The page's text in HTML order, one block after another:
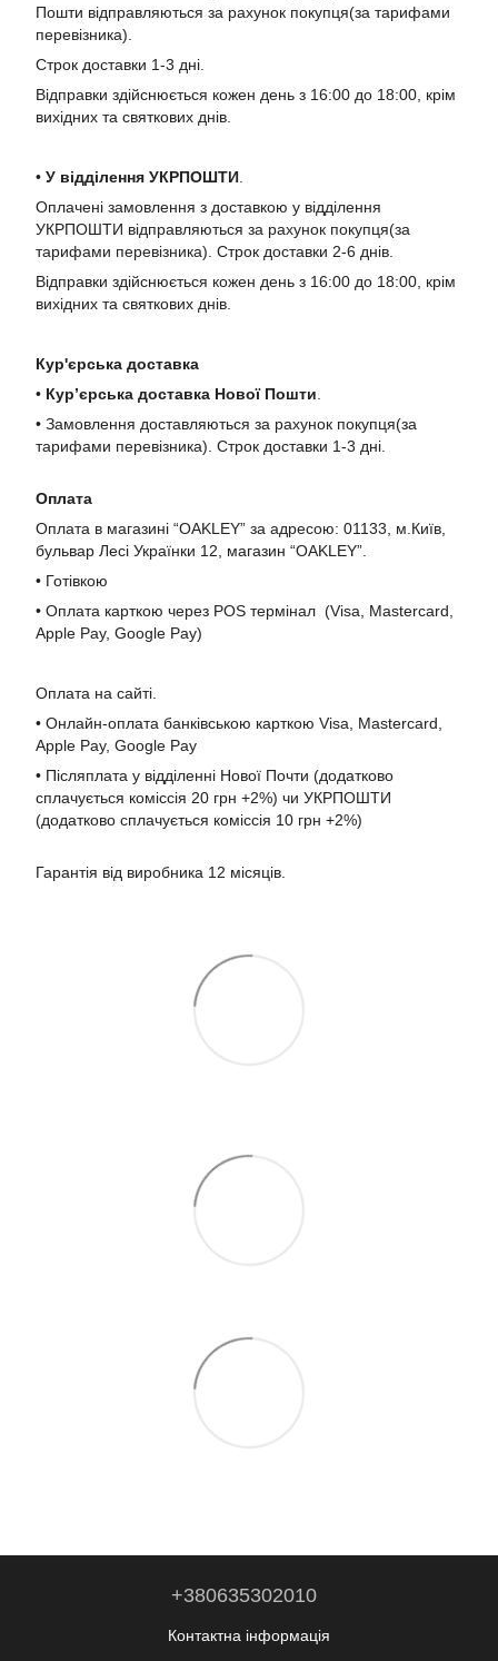
Пошти відправляються за рахунок покупця(за тарифами
перевізника).
Строк доставки 1-3 дні.
Відправки здійснюється кожен день з 16:00 до 18:00, крім
вихідних та святкових днів.
• У відділення УКРПОШТИ
Оплачені замовлення з доставкою у відділення
УКРПОШТИ відправляються за рахунок покупця(за
тарифами перевізника). Строк доставки 2-6 днів.
Відправки здійснюється кожен день з 16:00 до 18:00, крім
вихідних та святкових днів.
Кур'єрська доставка
• Кур’єрська доставка Нової Пошти
• Замовлення доставляються за рахунок покупця(за
тарифами перевізника). Строк доставки 1-3 дні.
Оплата
Оплата в магазині “OAKLEY” за адресою: 01133, м.Київ,
бульвар Лесі Українки 12, магазин “OAKLEY”.
• Готівкою
• Оплата карткою через POS термінал (Visa, Mastercard,
Apple Pay, Google Pay)
Оплата на сайті.
• Онлайн-оплата банківською карткою Visa, Mastercard,
Apple Pay, Google Pay
• Післяплата у відділенні Нової Почти (додатково
сплачується коміссія 20 грн +2%) чи УКРПОШТИ
(додатково сплачується коміссія 10 грн +2%)
Гарантія від виробника 12 місяців.
+380635302010
Контактна інформація